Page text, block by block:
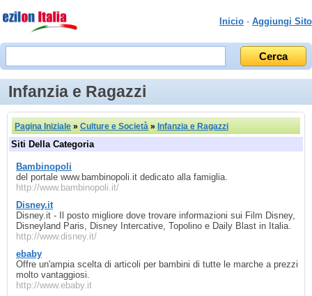
Inicio - Aggiungi Sito
Infanzia e Ragazzi
Pagina Iniziale » Culture e Società » Infanzia e Ragazzi
Siti Della Categoria
Bambinopoli
del portale www.bambinopoli.it dedicato alla famiglia.
http://www.bambinopoli.it/
Disney.it
Disney.it - Il posto migliore dove trovare informazioni sui Film Disney,
Disneyland Paris, Disney Intercative, Topolino e Daily Blast in Italia.
http://www.disney.it/
ebaby
Offre un'ampia scelta di articoli per bambini di tutte le marche a prezzi
molto vantaggiosi.
http://www.ebaby.it